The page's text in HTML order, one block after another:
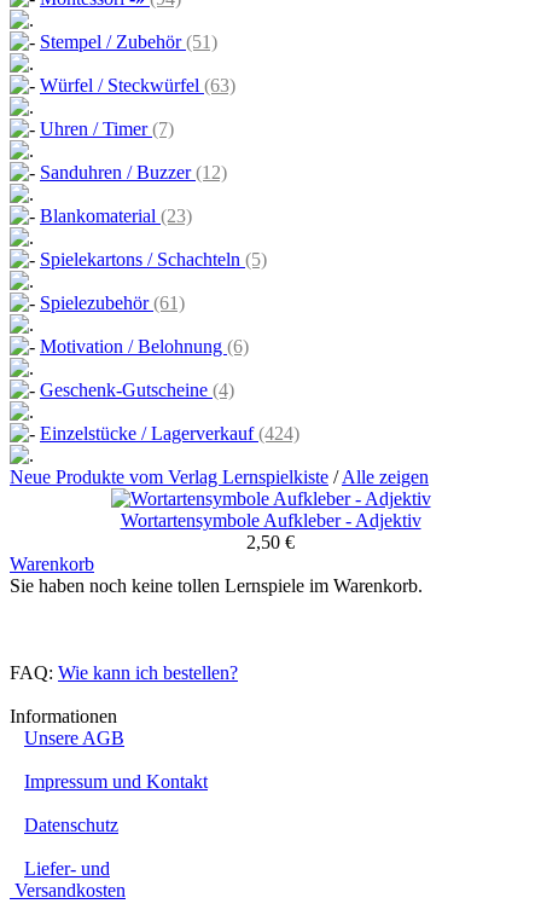
Stempel / Zubehör(51)
Würfel / Steckwürfel (63)
Uhren / Timer(7)
Sanduhren / Buzzer(12)
Blankomaterial (23)
Spielekartons / Schachteln (5)
Spielezubehör(61)
Motivation / Belohnung (6)
Geschenk-Gutscheine (4)
Einzelstücke / Lagerverkauf(424)
Neue Produkte vom Verlag Lernspielkiste /Alle zeigen
Wortartensymbole Aufkleber - Adjektiv
2,50 €
Warenkorb
Sie haben noch keine tollen Lernspiele im Warenkorb.
FAQ: Wie kann ich bestellen?
Informationen
Unsere AGB
Impressum und Kontakt
Datenschutz
Liefer- und
Versandkosten